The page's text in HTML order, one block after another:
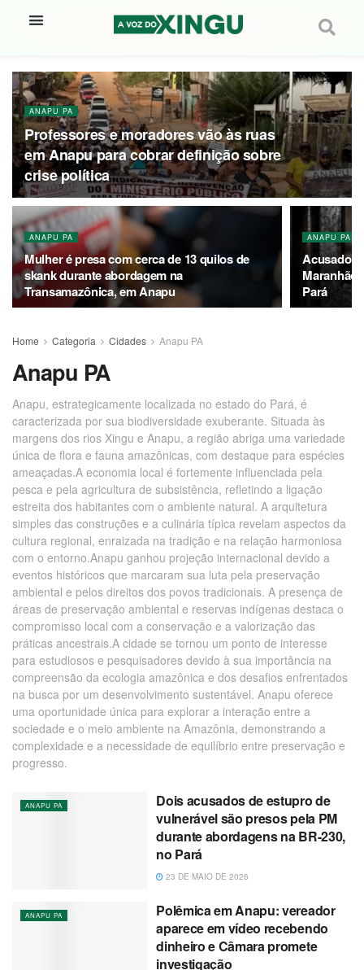
ANAPU PA
Professores e moradores vão às ruas
em Anapu para cobrar definição sobre
crise política
ANAPU PA
Mulher é presa com cerca de 13 quilos de
skank durante abordagem na
Transamazônica, em Anapu
ANAPU PA
Acusado
Maranhão
Pará
Home Categoria Cidades Anapu PA
Anapu PA
Anapu, estrategicamente localizada no estado do Pará, é
caracterizada por sua biodiversidade exuberante. Situada às
margens dos rios Xingu e Anapu, a região abriga uma variedade
única de flora e fauna amazônicas, com destaque para espécies
ameaçadas.A economia local é fortemente influenciada pela
pesca e pela agricultura de subsistência, refletindo a ligação
estreita dos habitantes com o ambiente natural. A arquitetura
simples das construções e a culinária típica revelam aspectos da
cultura regional, enraizada na tradição e na relação harmoniosa
com o entorno.Anapu ganhou projeção internacional devido a
eventos históricos que marcaram sua luta pela preservação
ambiental e pelos direitos dos povos tradicionais. A presença de
áreas de preservação ambiental e reservas indígenas destaca o
compromisso local com a conservação e a valorização das
práticas ancestrais.A cidade se tornou um ponto de interesse
para estudiosos e pesquisadores devido à sua importância na
compreensão da ecologia amazônica e dos desafios enfrentados
na busca por um desenvolvimento sustentável. Anapu oferece
uma oportunidade única para explorar a interação entre a
sociedade e o meio ambiente na Amazônia, demonstrando a
complexidade e a necessidade de equilíbrio entre preservação e
progresso.
ANAPU PA
Dois acusados de estupro de
vulnerável são presos pela PM
durante abordagens na BR-230,
no Pará
23 DE MAIO DE 2026
ANAPU PA
Polêmica em Anapu: vereador
aparece em vídeo recebendo
dinheiro e Câmara promete
investigação